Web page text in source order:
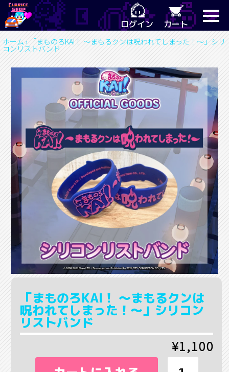
ログイン カート
ホーム › 「まものろKAI！ ～まもるクンは呪われてしまった！～」シリ
コンリストバンド
「まものろKAI！ ～まもるクンは
呪われてしまった！～」シリコン
リストバンド
¥1,100